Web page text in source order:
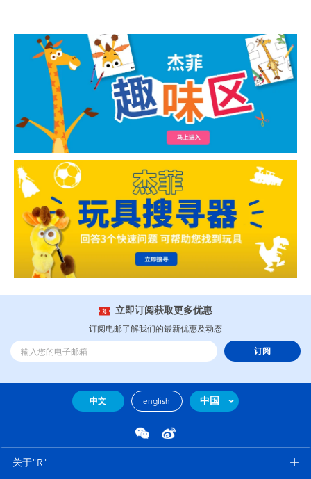
立即订阅获取更多优惠
订阅电邮了解我们的最新优惠及动态
订阅
中文 english 中国
关于"R"